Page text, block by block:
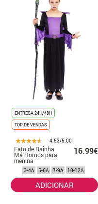
ENTREGA 24H/48H
TOP DE VENDAS
4.53/5.00
Fato de Rainha
Má Hornos para
menina
16.99€
3-4A 5-6A 7-9A 10-12A
ADICIONAR